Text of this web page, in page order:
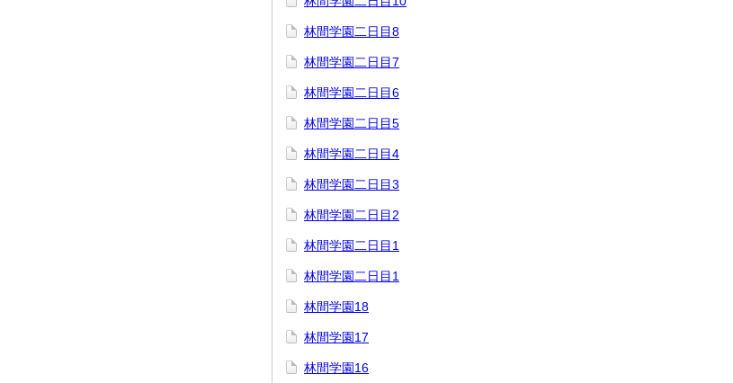
林間学園二日目8
林間学園二日目7
林間学園二日目6
林間学園二日目5
林間学園二日目4
林間学園二日目3
林間学園二日目2
林間学園二日目1
林間学園二日目1
林間学園18
林間学園17
林間学園16